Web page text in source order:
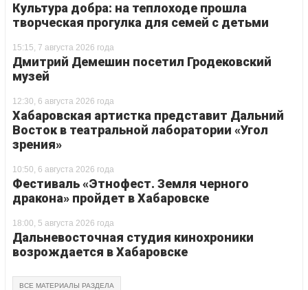
Культура добра: на теплоходе прошла
творческая прогулка для семей с детьми
15:15, 7 августа 2026 года
Дмитрий Демешин посетил Гродековский
музей
12:30, 6 августа 2026 года
Хабаровская артистка представит Дальний
Восток в театральной лаборатории «Угол
зрения»
10:50, 6 августа 2026 года
Фестиваль «Этнофест. Земля черного
дракона» пройдет в Хабаровске
18:00, 5 августа 2026 года
Дальневосточная студия кинохроники
возрождается в Хабаровске
ВСЕ МАТЕРИАЛЫ РАЗДЕЛА